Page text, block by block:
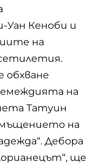
Кеноби и
на
обхване
на
Татуин
на
Дебора
ще